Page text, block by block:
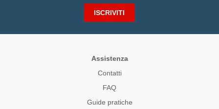
ISCRIVITI
Assistenza
Contatti
FAQ
Guide pratiche